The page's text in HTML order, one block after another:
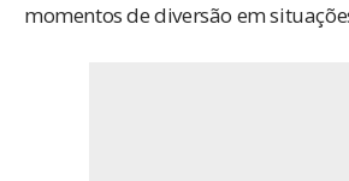
momentos de diversão em